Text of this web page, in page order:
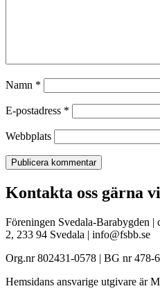
Namn *
E-postadress *
Webbplats
Kontakta oss gärna
Föreningen Svedala-Barabygden |
2, 233 94 Svedala | info@fsbb.se
Org.nr 802431-0578 | BG nr 478-
Hemsidans ansvarige utgivare är